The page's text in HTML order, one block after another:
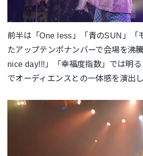
前半は「One less」「青のSUN」「
たアップテンポナンバーで会場を沸
nice day!!!」「幸福度指数」 では明
でオーディエンスとの一体感を演出